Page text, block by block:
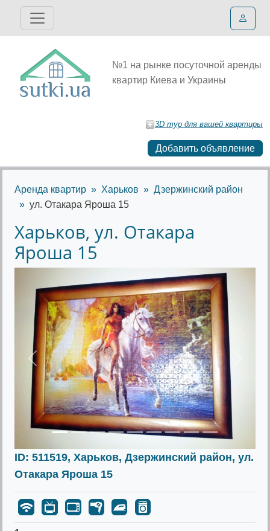
№1 на рынке посуточной аренды
квартир Киева и Украины
3D тур для вашей квартиры
Добавить объявление
Аренда квартир Харьков
Дзержинский район
ул. Отакара Яроша 15
Харьков, ул. Отакара
Яроша 15
Предыдущее
ID: 511519, Харьков, Дзержинский район, ул.
Отакара Яроша 15